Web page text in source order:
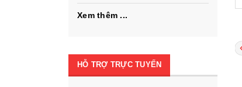
Xem thêm ...
HỖ TRỢ TRỰC TUYẾN